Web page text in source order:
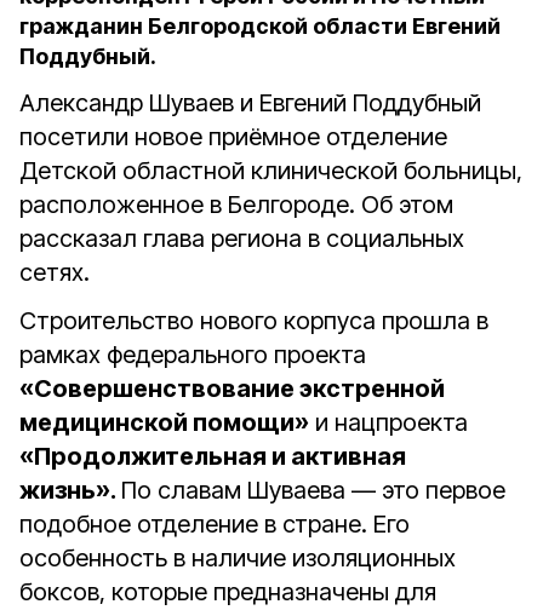
гражданин Белгородской области Евгений
Поддубный.
Александр Шуваев и Евгений Поддубный
посетили новое приёмное отделение
Детской областной клинической больницы,
расположенное в Белгороде. Об этом
рассказал глава региона в социальных
сетях.
Строительство нового корпуса прошла в
рамках федерального проекта
«Совершенствование экстренной
медицинской помощи» и нацпроекта
«Продолжительная и активная
жизнь». По славам Шуваева — это первое
подобное отделение в стране. Его
особенность в наличие изоляционных
боксов, которые предназначены для